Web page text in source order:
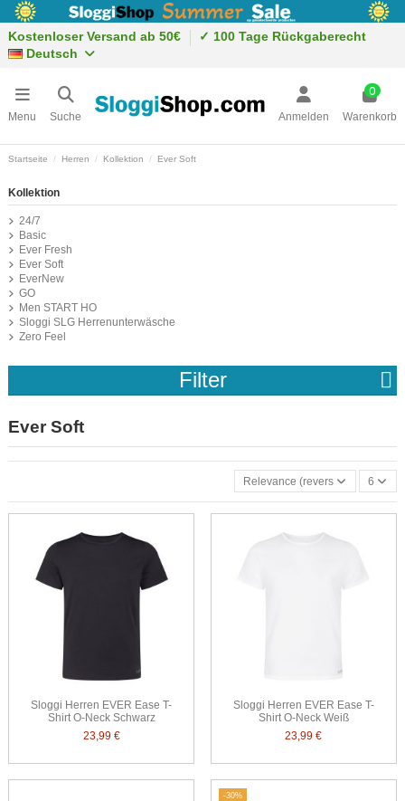
Kostenloser Versand ab 50€
✓ 100 Tage Rückgaberecht
Deutsch
Menu Suche Anmelden
0
Warenkorb
Startseite Herren Kollektion Ever Soft
Ever Soft
Relevance (reverse) 6
Sloggi Herren EVER Ease T-
Shirt O-Neck Schwarz
23,99 €
Sloggi Herren EVER Ease T-
Shirt O-Neck Weiß
23,99 €
-30%
Kollektion
24/7
Basic
Ever Fresh
Ever Soft
EverNew
GO
Men START HO
Sloggi SLG Herrenunterwäsche
Zero Feel
Filter